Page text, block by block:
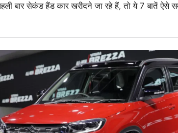
बार सेकंड हैंड कार खरीदने जा रहे हैं, तो ये 7 बातें ऐसे